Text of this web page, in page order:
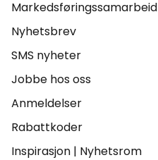
Markedsføringssamarbeid
Nyhetsbrev
SMS nyheter
Jobbe hos oss
Anmeldelser
Rabattkoder
Inspirasjon | Nyhetsrom